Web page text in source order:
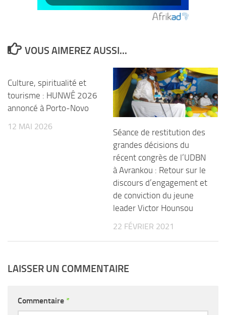
VOUS AIMEREZ AUSSI...
Culture, spiritualité et
tourisme : HUNWÊ 2026
annoncé à Porto-Novo
12 MAI 2026
Séance de restitution des
grandes décisions du
récent congrès de l’UDBN
à Avrankou : Retour sur le
discours d’engagement et
de conviction du jeune
leader Victor Hounsou
22 FÉVRIER 2021
LAISSER UN COMMENTAIRE
Commentaire *